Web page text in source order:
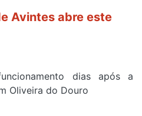
Avintes abre este
dias após a
Oliveira do Douro